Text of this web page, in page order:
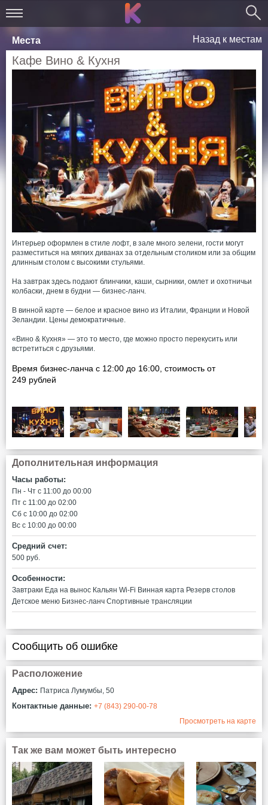
Места Назад к местам
Кафе Вино & Кухня
Интерьер оформлен в стиле лофт, в зале много зелени, гости могут
разместиться на мягких диванах за отдельным столиком или за общим
длинным столом с высокими стульями.
На завтрак здесь подают блинчики, каши, сырники, омлет и охотничьи
колбаски, днем в будни — бизнес-ланч.
В винной карте — белое и красное вино из Италии, Франции и Новой
Зеландии. Цены демократичные.
«Вино & Кухня» — это то место, где можно просто перекусить или
встретиться с друзьями.
Время бизнес-ланча с 12:00 до 16:00, стоимость от
249 рублей
Дополнительная информация
Часы работы:
Пн - Чт c 11:00 до 00:00
Пт c 11:00 до 02:00
Сб c 10:00 до 02:00
Вс c 10:00 до 00:00
Средний счет:
500 руб.
Особенности:
Завтраки Еда на вынос Кальян Wi-Fi Винная карта Резерв столов
Детское меню Бизнес-ланч Спортивные трансляции
Сообщить об ошибке
Расположение
Адрес: Патриса Лумумбы, 50
Контактные данные: +7 (843) 290-00-78
Просмотреть на карте
Так же вам может быть интересно